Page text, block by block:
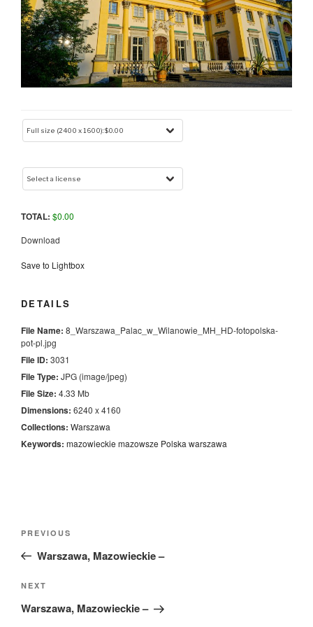
TOTAL: $0.00
Download
Save to Lightbox
DETAILS
File Name: 8_Warszawa_Palac_w_Wilanowie_MH_HD-fotopolska-
pot-pl.jpg
File ID: 3031
File Type: JPG (image/jpeg)
File Size: 4.33 Mb
Dimensions: 6240 x 4160
Collections: Warszawa
Keywords: mazowieckie mazowsze Polska warszawa
Previous
Post
PREVIOUS
Warszawa, Mazowieckie –
Next
Post
NEXT
Warszawa, Mazowieckie –